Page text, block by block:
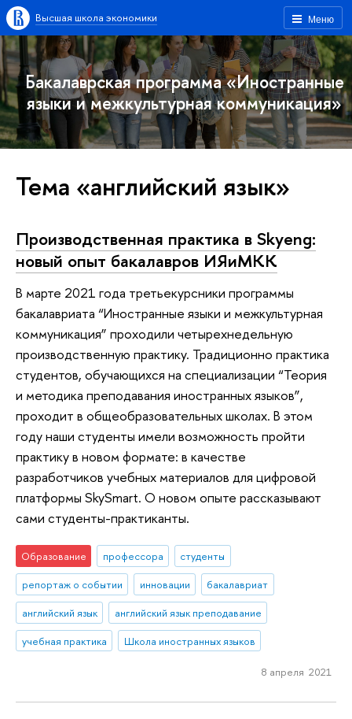
Меню
Высшая школа экономики
Бакалаврская программа «Иностранные
языки и межкультурная коммуникация»
Тема «английский язык»
Производственная практика в Skyeng:
новый опыт бакалавров ИЯиМКК
В марте 2021 года третьекурсники программы
бакалавриата “Иностранные языки и межкультурная
коммуникация” проходили четырехнедельную
производственную практику. Традиционно практика
студентов, обучающихся на специализации “Теория
и методика преподавания иностранных языков”,
проходит в общеобразовательных школах. В этом
году наши студенты имели возможность пройти
практику в новом формате: в качестве
разработчиков учебных материалов для цифровой
платформы SkySmart. О новом опыте рассказывают
сами студенты-практиканты.
Образование профессора
студенты
репортаж о событии
инновации
бакалавриат
английский язык
английский язык преподавание
учебная практика
Школа иностранных языков
8 апреля 2021